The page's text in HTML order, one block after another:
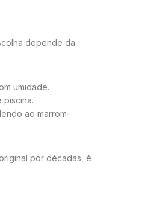
depende da
umidade.
piscina.
ao marrom-
por décadas, é